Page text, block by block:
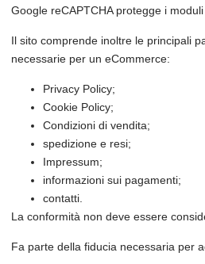
Google reCAPTCHA protegge i
Il sito comprende inoltre le principali
necessarie per un eCommerce:
Privacy Policy;
Cookie Policy;
Condizioni di vendita;
spedizione e resi;
Impressum;
informazioni sui pagamenti;
contatti.
La conformità non deve essere
Fa parte della fiducia necessaria per